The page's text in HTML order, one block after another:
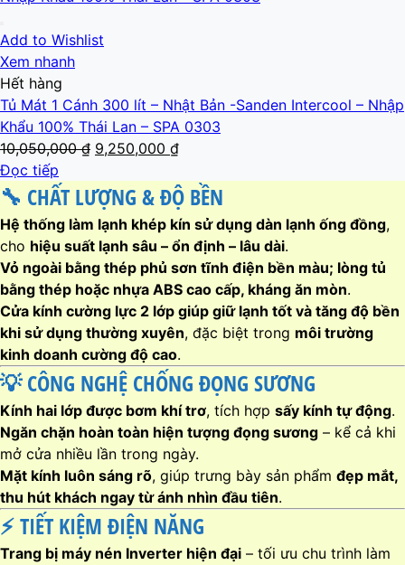
Add to Wishlist
Xem nhanh
Hết hàng
Tủ Mát 1 Cánh 300 lít – Nhật Bản -Sanden Intercool – Nhập
Khẩu 100% Thái Lan – SPA 0303
10,050,000₫ Giá
là:
10,050,000 ₫.
9,250,000 ₫Giá
tại
là:
9,250,000 ₫.
Đọc tiếp
🔧 CHẤT LƯỢNG & ĐỘ BỀN
Hệ thống làm lạnh khép kín sử dụng dàn lạnh ống đồng,
cho hiệu suất lạnh sâu – ổn định – lâu dài.
Vỏ ngoài bằng thép phủ sơn tĩnh điện bền màu; lòng tủ
bằng thép hoặc nhựa ABS cao cấp, kháng ăn mòn.
Cửa kính cường lực 2 lớp giúp giữ lạnh tốt và tăng độ bền
khi sử dụng thường xuyên, đặc biệt trong môi trường
kinh doanh cường độ cao.
💡CÔNG NGHỆ CHỐNG ĐỌNG SƯƠNG
Kính hai lớp được bơm khí trơ, tích hợp sấy kính tự động.
Ngăn chặn hoàn toàn hiện tượng đọng sương – kể cả khi
mở cửa nhiều lần trong ngày.
Mặt kính luôn sáng rõ, giúp trưng bày sản phẩm đẹp mắt,
thu hút khách ngay từ ánh nhìn đầu tiên.
⚡TIẾT KIỆM ĐIỆN NĂNG
Trang bị máy nén Inverter hiện đại – tối ưu chu trình làm